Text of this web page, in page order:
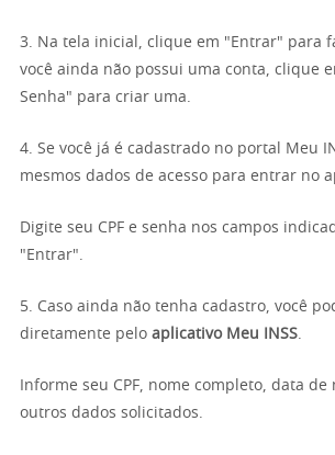
3. Na tela inicial, clique em "Entrar" para
você ainda não possui uma conta, clique
Senha" para criar uma.
4. Se você já é cadastrado no portal Meu
mesmos dados de acesso para entrar no
Digite seu CPF e senha nos campos
"Entrar".
5. Caso ainda não tenha cadastro, você
diretamente pelo aplicativo Meu INSS
Informe seu CPF, nome completo, data de
outros dados solicitados.